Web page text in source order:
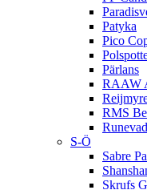
Patyka
Pico
Pärlans
RAAW
RMS
S-Ö
Sabre
Skrufs